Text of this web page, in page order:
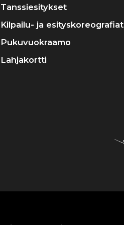
Tanssiesitykset
Kilpailu- ja esityskoreografiat
Pukuvuokraamo
Lahjakortti